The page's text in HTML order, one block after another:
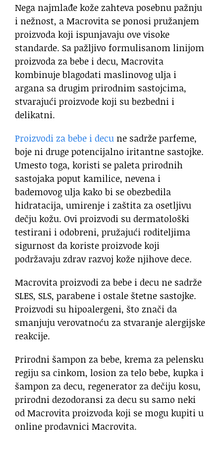
Nega najmlađe kože zahteva posebnu pažnju
i nežnost, a Macrovita se ponosi pružanjem
proizvoda koji ispunjavaju ove visoke
standarde. Sa pažljivo formulisanom linijom
proizvoda za bebe i decu, Macrovita
kombinuje blagodati maslinovog ulja i
argana sa drugim prirodnim sastojcima,
stvarajući proizvode koji su bezbedni i
delikatni.
Proizvodi za bebe i decu ne sadrže parfeme,
boje ni druge potencijalno iritantne sastojke.
Umesto toga, koristi se paleta prirodnih
sastojaka poput kamilice, nevena i
bademovog ulja kako bi se obezbedila
hidratacija, umirenje i zaštita za osetljivu
dečju kožu. Ovi proizvodi su dermatološki
testirani i odobreni, pružajući roditeljima
sigurnost da koriste proizvode koji
podržavaju zdrav razvoj kože njihove dece.
Macrovita proizvodi za bebe i decu ne sadrže
SLES, SLS, parabene i ostale štetne sastojke.
Proizvodi su hipoalergeni, što znači da
smanjuju verovatnoću za stvaranje alergijske
reakcije.
Prirodni šampon za bebe, krema za pelensku
regiju sa cinkom, losion za telo bebe, kupka i
šampon za decu, regenerator za dečiju kosu,
prirodni dezodoransi za decu su samo neki
od Macrovita proizvoda koji se mogu kupiti u
online prodavnici Macrovita.